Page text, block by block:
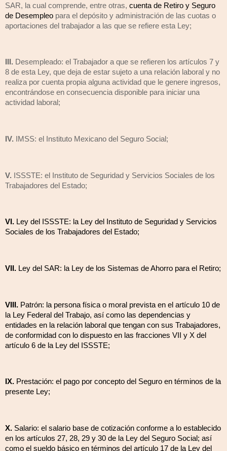
SAR, la cual comprende, entre otras, cuenta de Retiro y Seguro
de Desempleo para el depósito y administración de las cuotas o
aportaciones del trabajador a las que se refiere esta Ley;
III. Desempleado: el Trabajador a que se refieren los artículos 7 y
8 de esta Ley, que deja de estar sujeto a una relación laboral y no
realiza por cuenta propia alguna actividad que le genere ingresos,
encontrándose en consecuencia disponible para iniciar una
actividad laboral;
IV. IMSS: el Instituto Mexicano del Seguro Social;
V. ISSSTE: el Instituto de Seguridad y Servicios Sociales de los
Trabajadores del Estado;
VI. Ley del ISSSTE: la Ley del Instituto de Seguridad y Servicios
Sociales de los Trabajadores del Estado;
VII. Ley del SAR: la Ley de los Sistemas de Ahorro para el Retiro;
VIII. Patrón: la persona física o moral prevista en el artículo 10 de
la Ley Federal del Trabajo, así como las dependencias y
entidades en la relación laboral que tengan con sus Trabajadores,
de conformidad con lo dispuesto en las fracciones VII y X del
artículo 6 de la Ley del ISSSTE;
IX. Prestación: el pago por concepto del Seguro en términos de la
presente Ley;
X. Salario: el salario base de cotización conforme a lo establecido
en los artículos 27, 28, 29 y 30 de la Ley del Seguro Social; así
como el sueldo básico en términos del artículo 17 de la Ley del